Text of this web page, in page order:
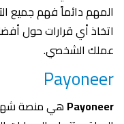
المهم دائماً فهم جميع
اتخاذ أي قرارات حول
عملك الشخصي.
Payoneer
Payoneerهي منصة